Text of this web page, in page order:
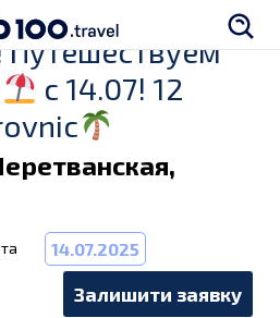
с 14.07! 12
14.07.2025
Залишити заявку